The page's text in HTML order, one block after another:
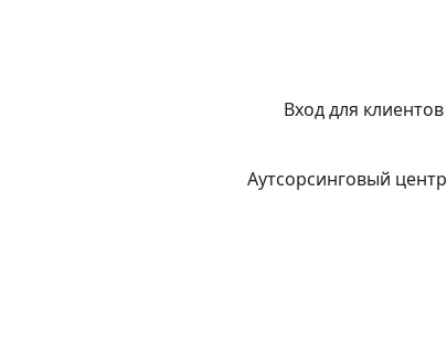
Вход для клиентов
Аутсорсинговый центр